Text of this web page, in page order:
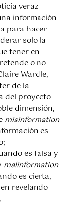
veraz
información
para hacer
solo la
tener en
o no
Wardle,
de la
del proyecto
dimensión,
misinformation
es
es falsa y
malinformation
es cierta,
revelando